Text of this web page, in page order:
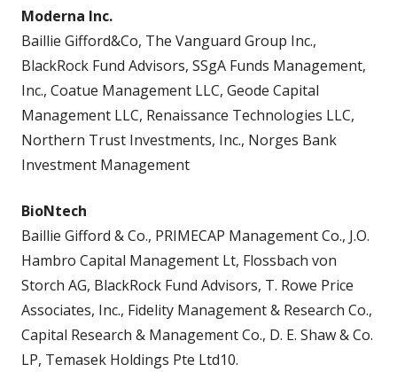
Moderna Inc.
Baillie Gifford&Co, The Vanguard Group Inc.,
BlackRock Fund Advisors, SSgA Funds Management,
Inc., Coatue Management LLC, Geode Capital
Management LLC, Renaissance Technologies LLC,
Northern Trust Investments, Inc., Norges Bank
Investment Management
BioNtech
Baillie Gifford & Co., PRIMECAP Management Co., J.O.
Hambro Capital Management Lt, Flossbach von
Storch AG, BlackRock Fund Advisors, T. Rowe Price
Associates, Inc., Fidelity Management & Research Co.,
Capital Research & Management Co., D. E. Shaw & Co.
LP, Temasek Holdings Pte Ltd10.